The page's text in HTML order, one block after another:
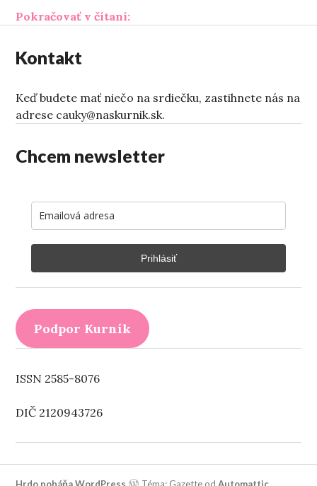
Pokračovať v čítaní:„Komu slúži trigger warning?“
Kontakt
Keď budete mať niečo na srdiečku, zastihnete nás na
adrese cauky@naskurnik.sk.
Chcem newsletter
Prihlásiť
Podpor Kurník
ISSN 2585-8076
DIČ 2120943726
Hrdo poháňa WordPress Téma: Gazette od Automattic